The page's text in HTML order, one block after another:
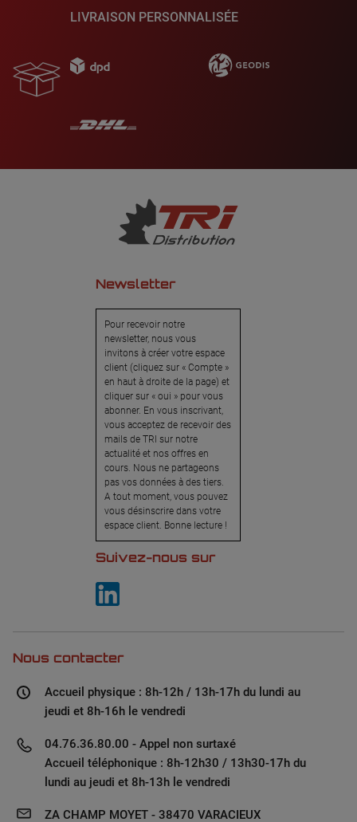
LIVRAISON PERSONNALISÉE
Newsletter
Pour recevoir notre
newsletter, nous vous
invitons à créer votre espace
client (cliquez sur « Compte »
en haut à droite de la page) et
cliquer sur « oui » pour vous
abonner. En vous inscrivant,
vous acceptez de recevoir des
mails de TRI sur notre
actualité et nos offres en
cours. Nous ne partageons
pas vos données à des tiers.
A tout moment, vous pouvez
vous désinscrire dans votre
espace client. Bonne lecture !
Suivez-nous sur
Nous contacter
Accueil physique : 8h-12h / 13h-17h du lundi au
jeudi et 8h-16h le vendredi
04.76.36.80.00 - Appel non surtaxé
Accueil téléphonique : 8h-12h30 / 13h30-17h du
lundi au jeudi et 8h-13h le vendredi
ZA CHAMP MOYET - 38470 VARACIEUX